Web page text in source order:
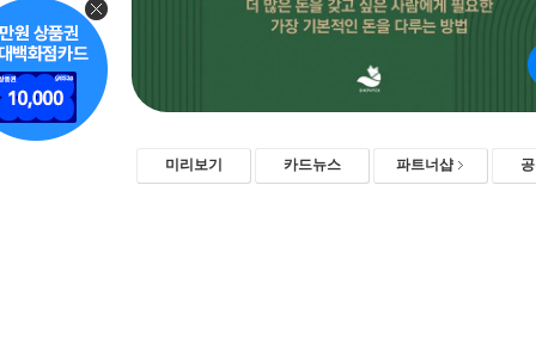
미리보기 카드뉴스 파트너샵